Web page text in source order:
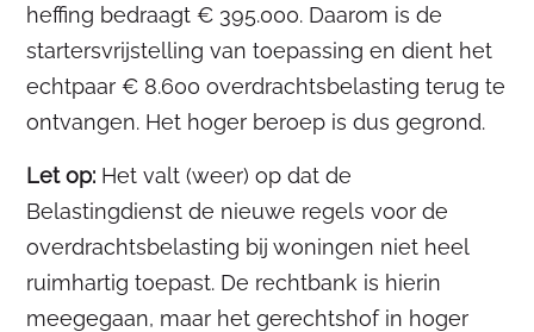
heffing bedraagt € 395.000. Daarom is de
startersvrijstelling van toepassing en dient het
echtpaar € 8.600 overdrachtsbelasting terug te
ontvangen. Het hoger beroep is dus gegrond.
Let op: Het valt (weer) op dat de
Belastingdienst de nieuwe regels voor de
overdrachtsbelasting bij woningen niet heel
ruimhartig toepast. De rechtbank is hierin
meegegaan, maar het gerechtshof in hoger